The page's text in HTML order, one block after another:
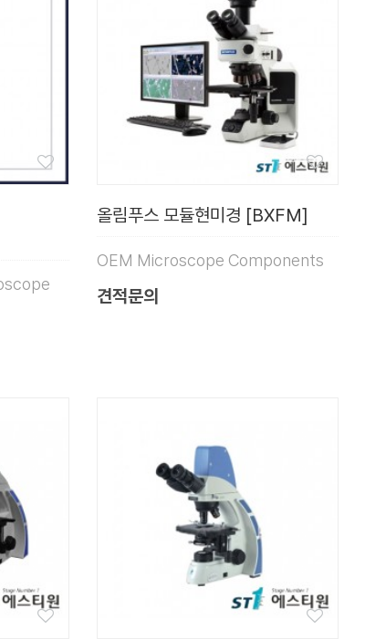
올림푸스 모듈현미경 [BXFM]
OEM Microscope Components
견적문의